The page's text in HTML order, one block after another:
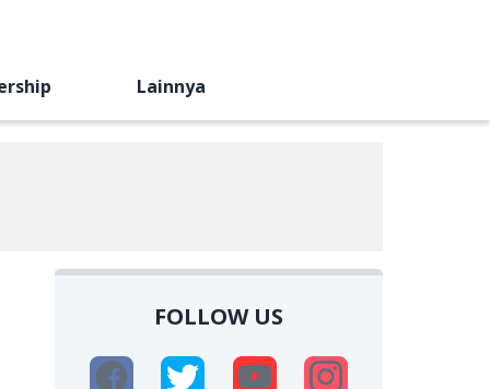
Lainnya
FOLLOW US